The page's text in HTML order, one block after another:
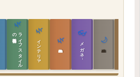
🌿
ラ
イ
フ
ス
タ
イ
ル
の
教科書 🌿
インテリア設計 🌿
敷地設計の教科書
👓
メガネ｜転職 🌙
建築思想の教科書